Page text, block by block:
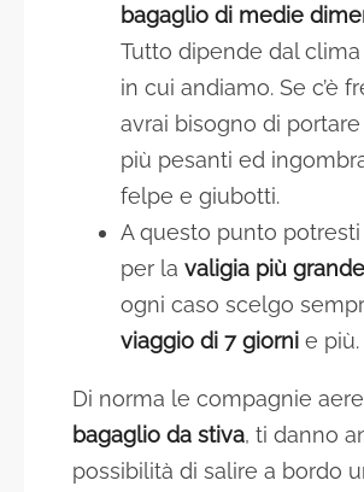
bagaglio di medie
Tutto dipende dal
in cui andiamo. Se c’è
avrai bisogno di
più pesanti ed
felpe e giubotti.
A questo punto
per la valigia più grande
ogni caso scelgo
viaggio di 7 giorni e più.
Di norma le compagnie
bagaglio da stiva, ti danno
possibilità di salire a bordo